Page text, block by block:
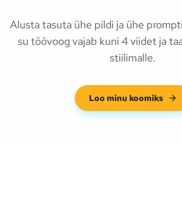
Alusta tasuta ühe pildi ja ühe
su töövoog vajab kuni 4 viidet ja
stiilimalle.
Loo minu koomiks